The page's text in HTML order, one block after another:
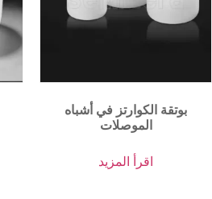
بوتقة الكوارتز في أشباه
الموصلات
اقرأ المزيد